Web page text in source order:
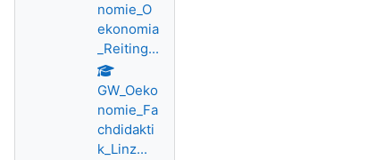
nomie_O
ekonomia
_Reiting...
GW_Oeko
nomie_Fa
chdidakti
k_Linz...